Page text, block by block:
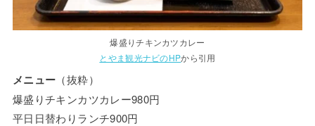
爆盛りチキンカツカレー
とやま観光ナビのHPから引用
メニュー （抜粋）
爆盛りチキンカツカレー980円
平日日替わりランチ900円